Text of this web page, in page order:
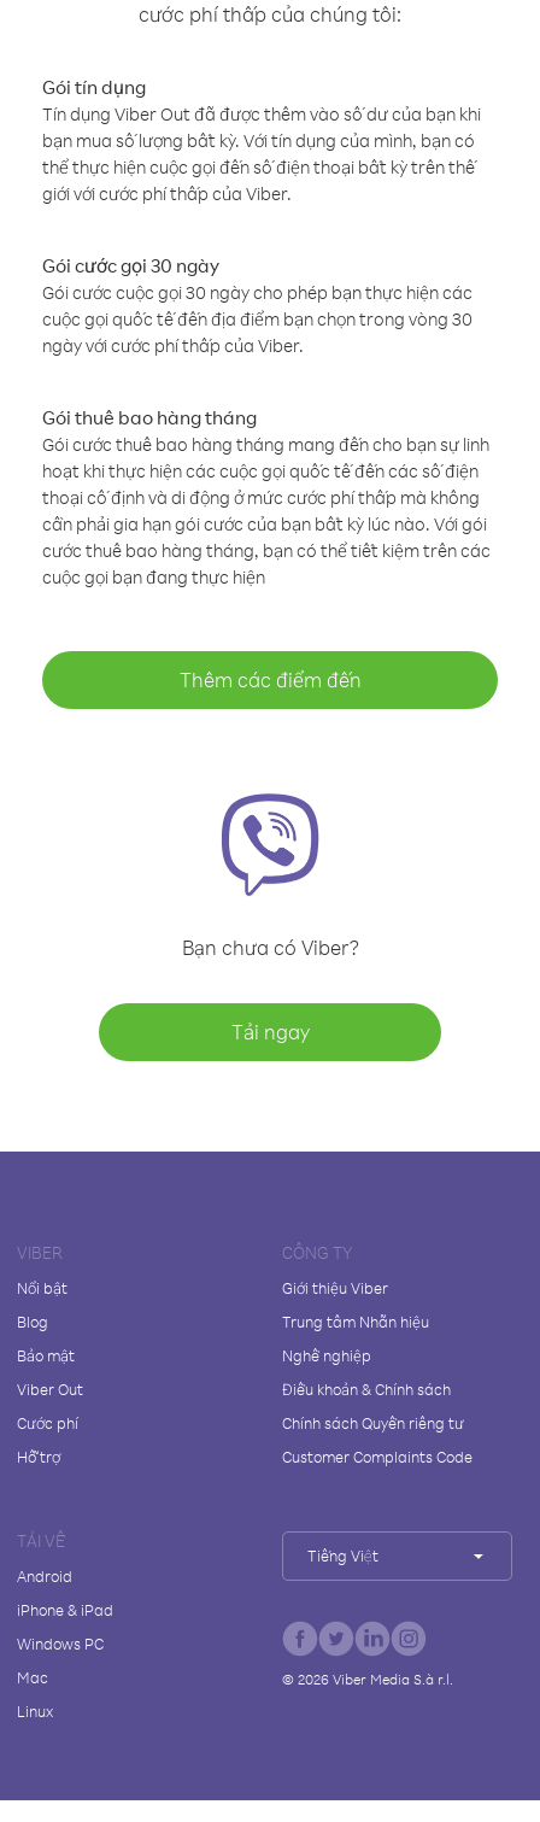
cước phí thấp của chúng tôi:
Gói tín dụng
Tín dụng Viber Out đã được thêm vào số dư của bạn khi
bạn mua số lượng bất kỳ. Với tín dụng của mình, bạn có
thể thực hiện cuộc gọi đến số điện thoại bất kỳ trên thế
giới với cước phí thấp của Viber.
Gói cước gọi 30 ngày
Gói cước cuộc gọi 30 ngày cho phép bạn thực hiện các
cuộc gọi quốc tế đến địa điểm bạn chọn trong vòng 30
ngày với cước phí thấp của Viber.
Gói thuê bao hàng tháng
Gói cước thuê bao hàng tháng mang đến cho bạn sự linh
hoạt khi thực hiện các cuộc gọi quốc tế đến các số điện
thoại cố định và di động ở mức cước phí thấp mà không
cần phải gia hạn gói cước của bạn bất kỳ lúc nào. Với gói
cước thuê bao hàng tháng, bạn có thể tiết kiệm trên các
cuộc gọi bạn đang thực hiện
Thêm các điểm đến
Bạn chưa có Viber?
Tải ngay
VIBER
Nổi bật
Blog
Bảo mật
Viber Out
Cước phí
Hỗ trợ
CÔNG TY
Giới thiệu Viber
Trung tâm Nhãn hiệu
Nghề nghiệp
Điều khoản & Chính sách
Chính sách Quyền riêng tư
Customer Complaints Code
TẢI VỀ
Android
iPhone & iPad
Windows PC
Mac
Linux
Tiếng Việt
© 2026Viber Media S.à r.l.